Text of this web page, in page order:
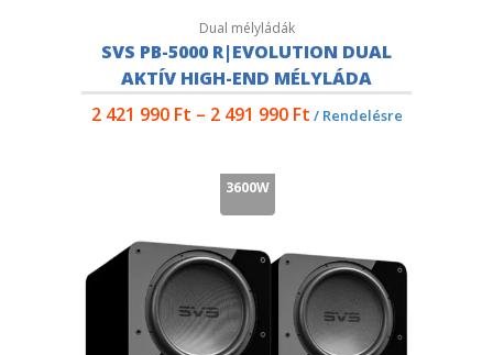
Dual mélyládák
SVS PB-5000 R|EVOLUTION DUAL
AKTÍV HIGH-END MÉLYLÁDA
2 421 990 Ft – 2 491 990 Ft / Rendelésre
3600W